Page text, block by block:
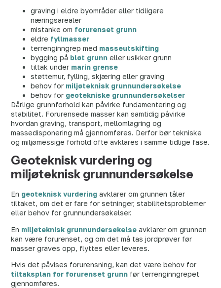
graving i eldre byområder eller tidligere
næringsarealer
mistanke om forurenset grunn
eldre fyllmasser
terrenginngrep med masseutskifting
bygging på bløt grunn eller usikker grunn
tiltak under marin grense
støttemur, fylling, skjæring eller graving
behov for miljøteknisk grunnundersøkelse
behov for geotekniske grunnundersøkelser
Dårlige grunnforhold kan påvirke fundamentering og
stabilitet. Forurensede masser kan samtidig påvirke
hvordan graving, transport, mellomlagring og
massedisponering må gjennomføres. Derfor bør tekniske
og miljømessige forhold ofte avklares i samme tidlige fase.
Geoteknisk vurdering og
miljøteknisk grunnundersøkelse
En geoteknisk vurdering avklarer om grunnen tåler
tiltaket, om det er fare for setninger, stabilitetsproblemer
eller behov for grunnundersøkelser.
En miljøteknisk grunnundersøkelse avklarer om grunnen
kan være forurenset, og om det må tas jordprøver før
masser graves opp, flyttes eller leveres.
Hvis det påvises forurensning, kan det være behov for
tiltaksplan for forurenset grunn før terrenginngrepet
gjennomføres.